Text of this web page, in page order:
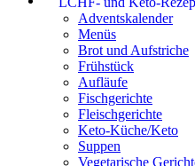
Adventskalender
Menüs
Brot und Aufstriche
Frühstück
Aufläufe
Fischgerichte
Fleischgerichte
Keto-Küche/Keto
Suppen
Vegetarische